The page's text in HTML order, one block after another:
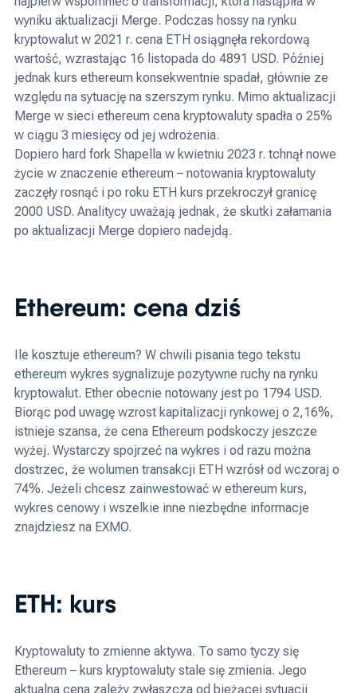
wyniku aktualizacji Merge. Podczas hossy na rynku
kryptowalut w 2021 r. cena ETH osiągnęła rekordową
wartość, wzrastając 16 listopada do 4891 USD. Później
jednak kurs ethereum konsekwentnie spadał, głównie ze
względu na sytuację na szerszym rynku. Mimo aktualizacji
Merge w sieci ethereum cena kryptowaluty spadła o 25%
w ciągu 3 miesięcy od jej wdrożenia.
Dopiero hard fork Shapella w kwietniu 2023 r. tchnął nowe
życie w znaczenie ethereum – notowania kryptowaluty
zaczęły rosnąć i po roku ETH kurs przekroczył granicę
2000 USD. Analitycy uważają jednak, że skutki załamania
po aktualizacji Merge dopiero nadejdą.
Ethereum: cena dziś
Ile kosztuje ethereum? W chwili pisania tego tekstu
ethereum wykres sygnalizuje pozytywne ruchy na rynku
kryptowalut. Ether obecnie notowany jest po 1794 USD.
Biorąc pod uwagę wzrost kapitalizacji rynkowej o 2,16%,
istnieje szansa, że cena Ethereum podskoczy jeszcze
wyżej. Wystarczy spojrzeć na wykres i od razu można
dostrzec, że wolumen transakcji ETH wzrósł od wczoraj o
74%. Jeżeli chcesz zainwestować w ethereum kurs,
wykres cenowy i wszelkie inne niezbędne informacje
znajdziesz na EXMO.
ETH: kurs
Kryptowaluty to zmienne aktywa. To samo tyczy się
Ethereum – kurs kryptowaluty stale się zmienia. Jego
aktualna cena zależy zwłaszcza od bieżącej sytuacji